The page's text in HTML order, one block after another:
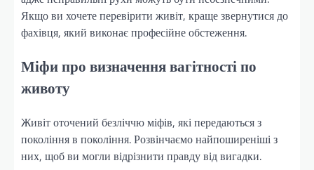
Якщо ви хочете перевірити живіт, краще звернутися до
фахівця, який виконає професійне обстеження.
Міфи про визначення вагітності по
животу
Живіт оточений безліччю міфів, які передаються з
покоління в покоління. Розвінчаємо найпоширеніші з
них, щоб ви могли відрізнити правду від вигадки.